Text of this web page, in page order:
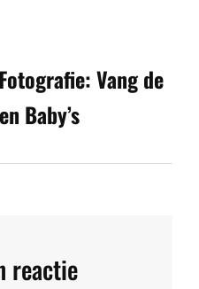
Vang de
Baby’s
reactie